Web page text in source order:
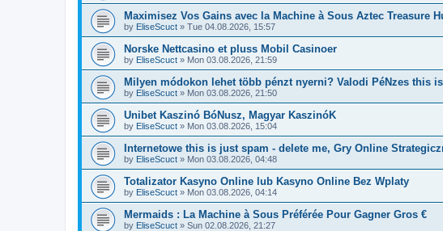
Maximisez Vos Gains avec la Machine à Sous Aztec Treasure
by EliseScuct » Tue 04.08.2026, 15:57
Norske Nettcasino et pluss Mobil Casinoer
by EliseScuct » Mon 03.08.2026, 21:59
Milyen módokon lehet több pénzt nyerni? Valodi PéNzes this
by EliseScuct » Mon 03.08.2026, 21:50
Unibet Kaszinó BóNusz, Magyar KaszinóK
by EliseScuct » Mon 03.08.2026, 15:04
Internetowe this is just spam - delete me, Gry Online
by EliseScuct » Mon 03.08.2026, 04:48
Totalizator Kasyno Online lub Kasyno Online Bez Wplaty
by EliseScuct » Mon 03.08.2026, 04:14
Mermaids : La Machine à Sous Préférée Pour Gagner Gros €
by EliseScuct » Sun 02.08.2026, 21:27